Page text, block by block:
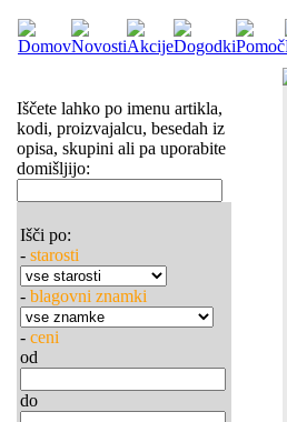
Iščete lahko po imenu artikla,
kodi, proizvajalcu, besedah iz
opisa, skupini ali pa uporabite
domišljijo:
Išči po:
- starosti
- blagovni znamki
- ceni
od
do